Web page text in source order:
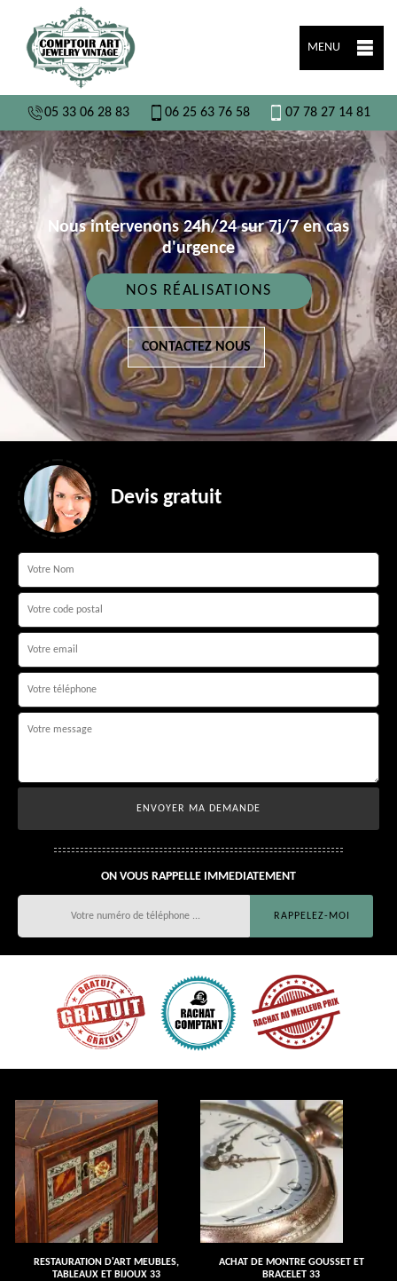
MENU
05 33 06 28 83 06 25 63 76 58 07 78 27 14 81
Nous intervenons 24h/24 sur 7j/7 en cas
d'urgence
NOS RÉALISATIONS
CONTACTEZ NOUS
Devis gratuit
ON VOUS RAPPELLE IMMEDIATEMENT
RESTAURATION D'ART MEUBLES,
TABLEAUX ET BIJOUX 33
ACHAT DE MONTRE GOUSSET ET
BRACELET 33